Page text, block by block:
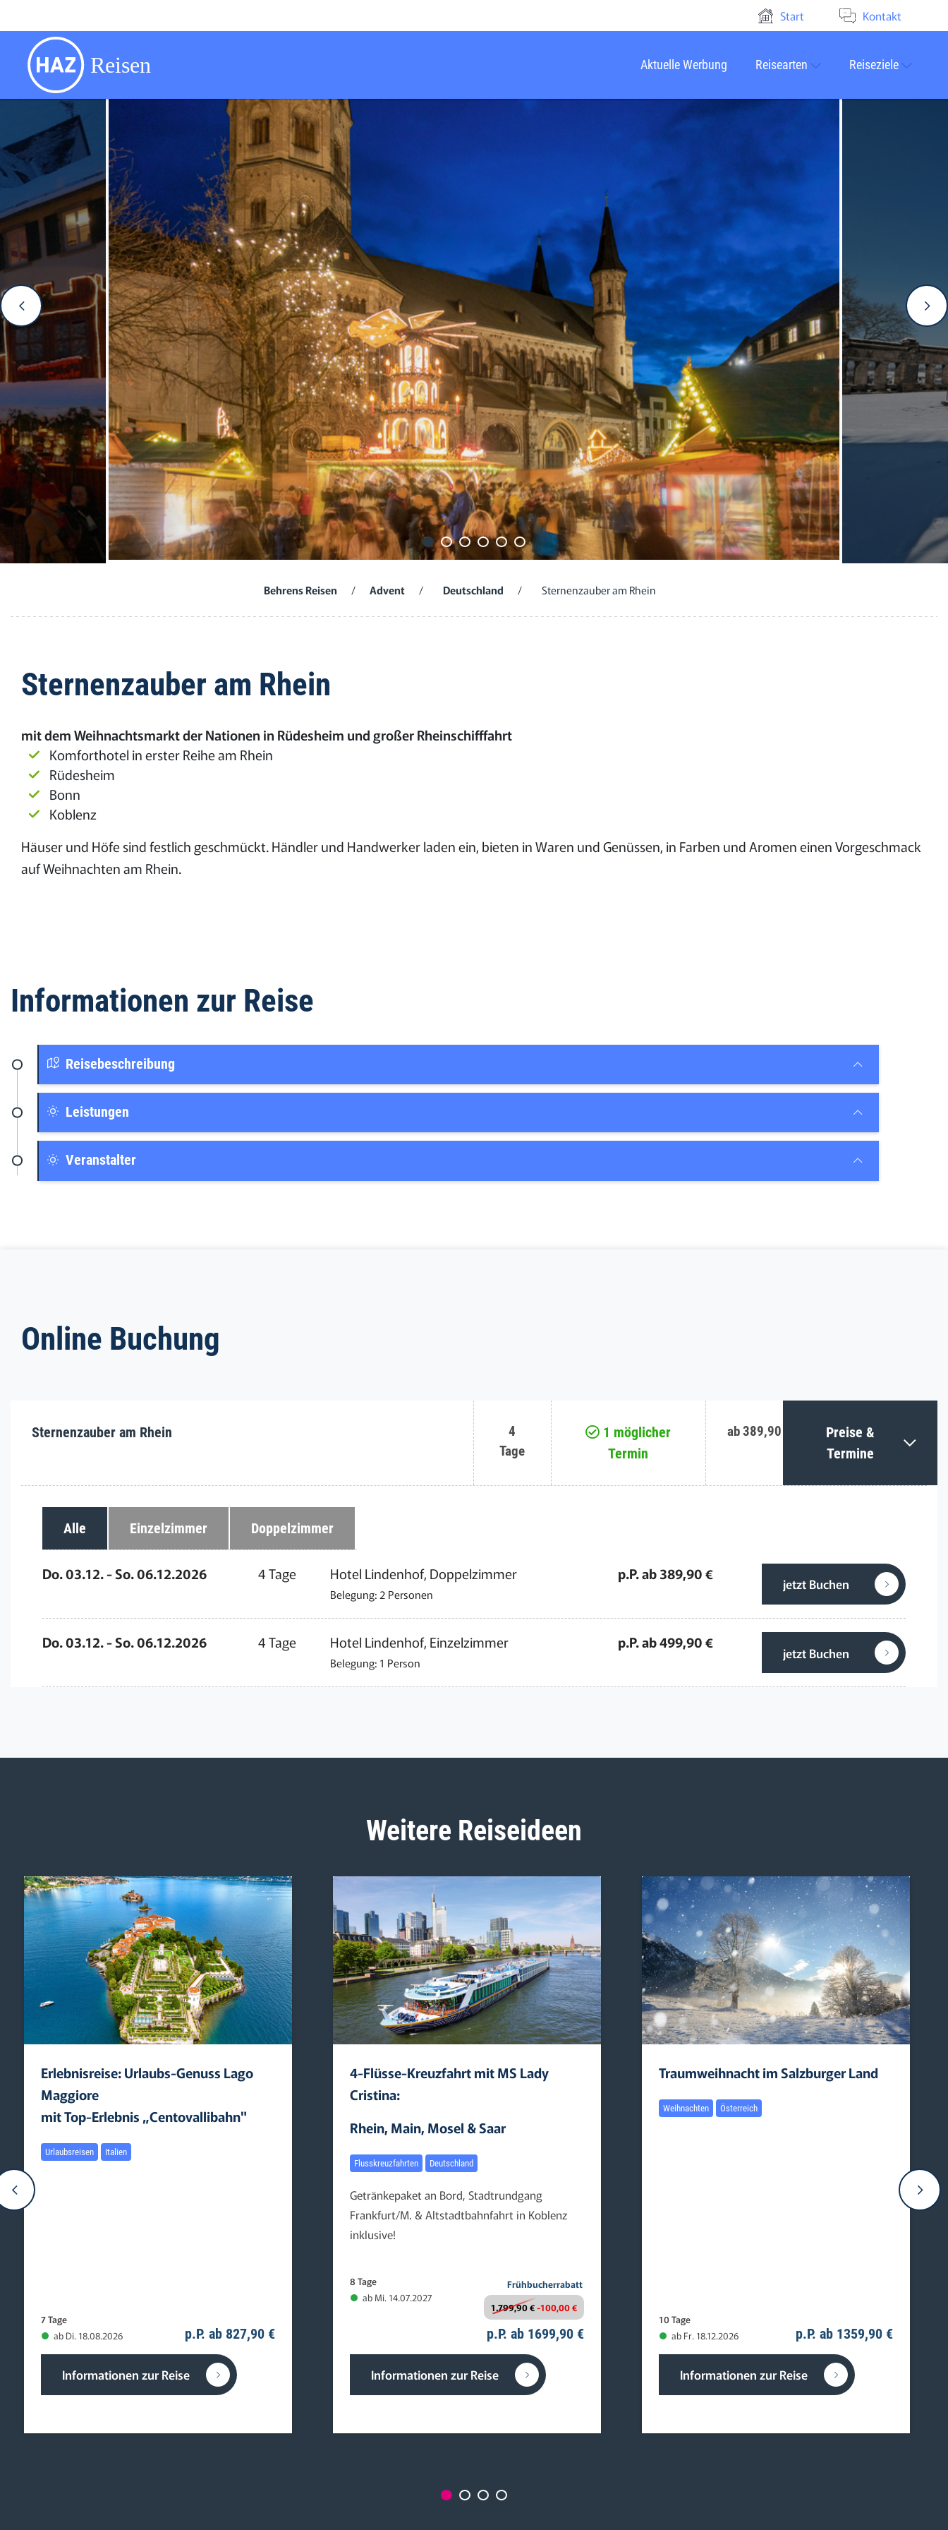
Start Kontakt
Aktuelle Werbung Reisearten Reiseziele
Behrens Reisen / Advent / Deutschland / Sternenzauber am Rhein
Sternenzauber am Rhein
mit dem Weihnachtsmarkt der Nationen in Rüdesheim und großer Rheinschifffahrt
Komforthotel in erster Reihe am Rhein
Rüdesheim
Bonn
Koblenz
Häuser und Höfe sind festlich geschmückt. Händler und Handwerker laden ein, bieten in Waren und Genüssen, in Farben und Aromen einen Vorgeschmack
auf Weihnachten am Rhein.
Informationen zur Reise
Reisebeschreibung
Leistungen
Veranstalter
Online Buchung
Sternenzauber am Rhein
4
Tage
1 möglicher
Termin
ab 389,90 €
Preise &
Termine
Alle Einzelzimmer Doppelzimmer
Do. 03.12. - So. 06.12.2026 4 Tage Hotel Lindenhof, Doppelzimmer
Belegung: 2 Personen
p.P. ab 389,90 €
jetzt Buchen
Do. 03.12. - So. 06.12.2026 4 Tage Hotel Lindenhof, Einzelzimmer
Belegung: 1 Person
p.P. ab 499,90 €
jetzt Buchen
Weitere Reiseideen
Erlebnisreise: Urlaubs-Genuss Lago
Maggiore
mit Top-­Erlebnis „Centovallibahn"
Urlaubsreisen Italien
7 Tage
ab Di. 18.08.2026
p.P. ab 827,90 €
Informationen zur Reise
4-Flüsse-Kreuzfahrt mit MS Lady
Cristina:
Rhein, Main, Mosel & Saar
Flusskreuzfahrten Deutschland
Getränkepaket an Bord, Stadtrundgang
Frankfurt/M. & Altstadtbahnfahrt in Koblenz
inklusive!
8 Tage
ab Mi. 14.07.2027
Frühbucherrabatt
1.799,90 €-100,00 €
p.P. ab 1699,90 €
Informationen zur Reise
Traumweihnacht im Salzburger Land
Weihnachten Österreich
10 Tage
ab Fr. 18.12.2026
p.P. ab 1359,90 €
Informationen zur Reise